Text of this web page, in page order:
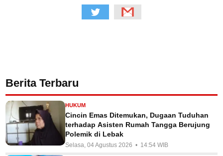
Berita Terbaru
HUKUM
Cincin Emas Ditemukan, Dugaan Tuduhan
terhadap Asisten Rumah Tangga Berujung
Polemik di Lebak
Selasa, 04 Agustus 2026 • 14:54 WIB